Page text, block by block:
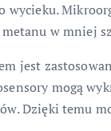
wycieku.
metanu w mniej
jest
mogą
Dzięki temu